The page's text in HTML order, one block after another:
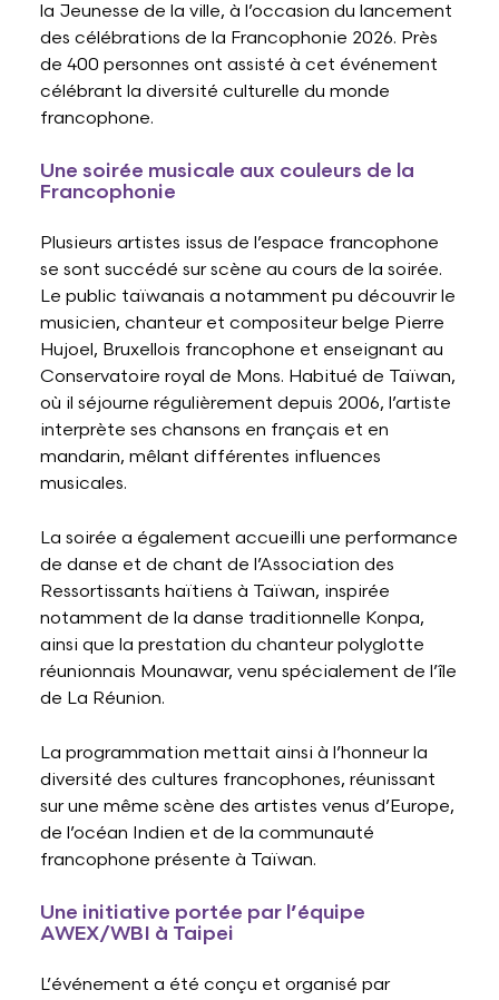
la Jeunesse de la ville, à l’occasion du lancement
des célébrations de la Francophonie 2026. Près
de 400 personnes ont assisté à cet événement
célébrant la diversité culturelle du monde
francophone.
Une soirée musicale aux couleurs de la
Francophonie
Plusieurs artistes issus de l’espace francophone
se sont succédé sur scène au cours de la soirée.
Le public taïwanais a notamment pu découvrir le
musicien, chanteur et compositeur belge Pierre
Hujoel, Bruxellois francophone et enseignant au
Conservatoire royal de Mons. Habitué de Taïwan,
où il séjourne régulièrement depuis 2006, l’artiste
interprète ses chansons en français et en
mandarin, mêlant différentes influences
musicales.
La soirée a également accueilli une performance
de danse et de chant de l’Association des
Ressortissants haïtiens à Taïwan, inspirée
notamment de la danse traditionnelle Konpa,
ainsi que la prestation du chanteur polyglotte
réunionnais Mounawar, venu spécialement de l’île
de La Réunion.
La programmation mettait ainsi à l’honneur la
diversité des cultures francophones, réunissant
sur une même scène des artistes venus d’Europe,
de l’océan Indien et de la communauté
francophone présente à Taïwan.
Une initiative portée par l’équipe
AWEX/WBI à Taipei
L’événement a été conçu et organisé par